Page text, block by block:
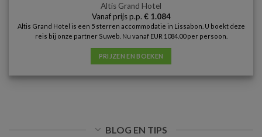
Altis Grand Hotel
Vanaf prijs p.p. €1.084
Altis Grand Hotel is een 5 sterren accommodatie in Lissabon. U boekt deze
reis bij onze partner Suweb. Nu vanaf EUR 1084.00 per persoon.
PRIJZEN EN BOEKEN
BLOG EN TIPS